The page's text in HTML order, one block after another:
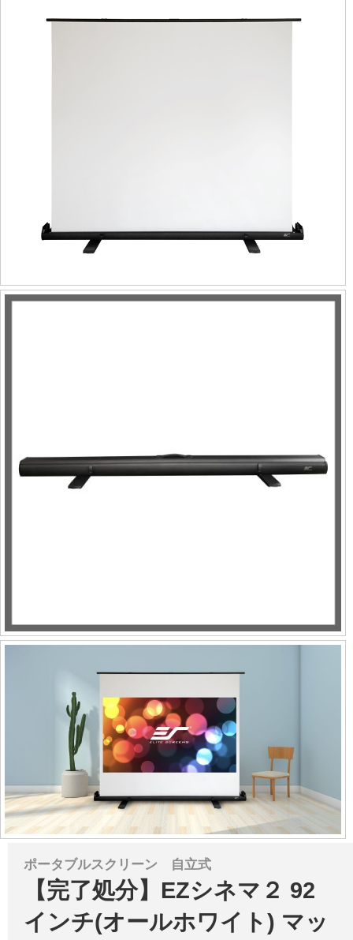
ポータブルスクリーン 自立式
【完了処分】EZシネマ２ 92
インチ(オールホワイト) マッ